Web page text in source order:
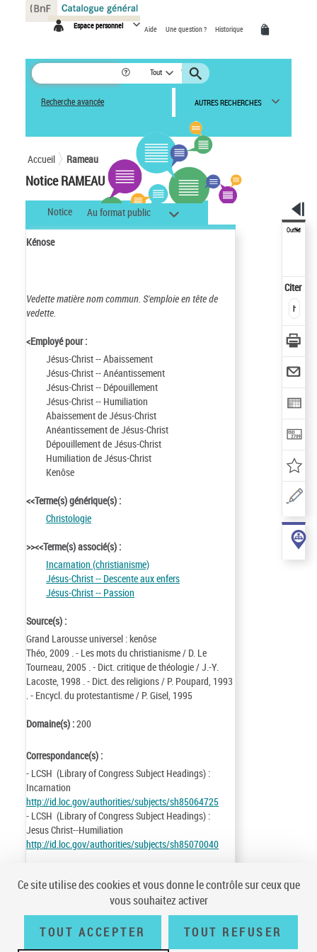
Espace personnel Aide Une question ? Historique
Tout
Recherche avancée AUTRES RECHERCHES
Accueil Rameau
Notice RAMEAU
Notice Au format public
Kénose
Vedette matière nom commun. S'emploie en tête de
vedette.
<Employé pour :
Jésus-Christ -- Abaissement
Jésus-Christ -- Anéantissement
Jésus-Christ -- Dépouillement
Jésus-Christ -- Humiliation
Abaissement de Jésus-Christ
Anéantissement de Jésus-Christ
Dépouillement de Jésus-Christ
Humiliation de Jésus-Christ
Kenôse
<<Terme(s) générique(s) :
Christologie
>><<Terme(s) associé(s) :
Incarnation (christianisme)
Jésus-Christ -- Descente aux enfers
Jésus-Christ -- Passion
Source(s) :
Grand Larousse universel : kenôse
Théo, 2009 . - Les mots du christianisme / D. Le
Tourneau, 2005 . - Dict. critique de théologie / J.-Y.
Lacoste, 1998 . - Dict. des religions / P. Poupard, 1993
. - Encycl. du protestantisme / P. Gisel, 1995
Domaine(s) :200
Correspondance(s) :
- LCSH (Library of Congress Subject Headings) :
Incarnation
http://id.loc.gov/authorities/subjects/sh85064725
- LCSH (Library of Congress Subject Headings) :
Jesus Christ--Humiliation
http://id.loc.gov/authorities/subjects/sh85070040
Notice n° :FRBNF11956103
Mise à jour :16/10/18
Outils
Citer
Panneau de gestion des cookies
Ce site utilise des cookies et vous donne le contrôle sur ceux que
vous souhaitez activer
TOUT ACCEPTER TOUT REFUSER